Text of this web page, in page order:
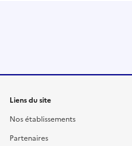
Liens du site
Nos établissements
Partenaires